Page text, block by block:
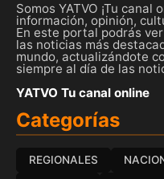
Somos YATVO ¡Tu
información, opinión,
En este portal podrás
las noticias más
mundo, actualizándote
siempre al día de las
YATVO Tu canal online
Categorías
REGIONALES